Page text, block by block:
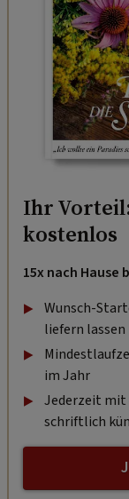
Ihr
kostenlos
15x nach Hause
Wunsch-
liefern lassen
im Jahr
Jederzeit mit
schriftlich